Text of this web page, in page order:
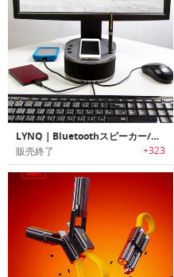
LYNQ｜Bluetoothスピーカー/マイク搭載6イン1多機能チャージングハブ「リンク」
販売終了 +323